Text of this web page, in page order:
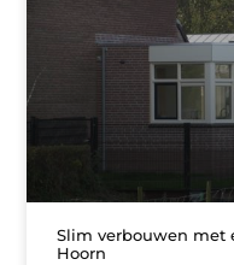
Slim verbouwen met
Hoorn